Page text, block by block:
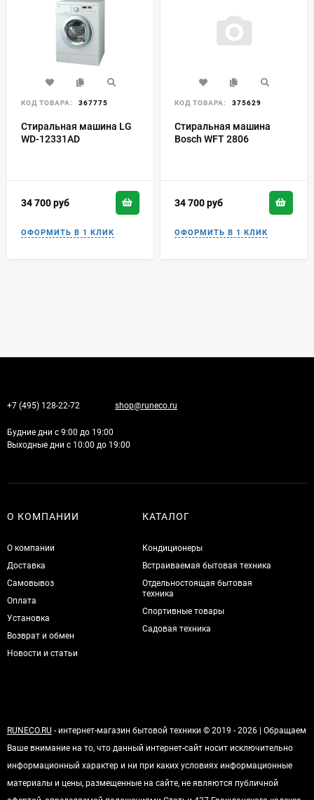
КОД ТОВАРА: 367775
Стиральная машина LG
WD-12331AD
34 700руб
КОД ТОВАРА: 375629
Стиральная машина
Bosch WFT 2806
34 700руб
+7 (495) 128-22-72 shop@runeco.ru
Будние дни с 9:00 до 19:00
Выходные дни с 10:00 до 19:00
О КОМПАНИИ
О компании
Доставка
Самовывоз
Оплата
Установка
Возврат и обмен
Новости и статьи
КАТАЛОГ
Кондиционеры
Встраиваемая бытовая техника
Отдельностоящая бытовая
техника
Спортивные товары
Садовая техника
RUNECO.RU - интернет-магазин бытовой техники © 2019 - 2026 | Обращаем
Ваше внимание на то, что данный интернет-сайт носит исключительно
информационный характер и ни при каких условиях информационные
материалы и цены, размещенные на сайте, не являются публичной